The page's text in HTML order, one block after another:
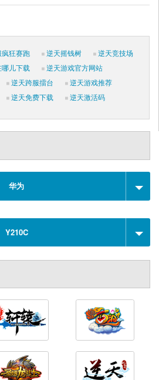
疯狂赛跑 逆天摇钱树
逆天竞技场
哪儿下载
逆天游戏官方网站
逆天跨服擂台
逆天游戏推荐
逆天免费下载 逆天激活码
华为
Y210C